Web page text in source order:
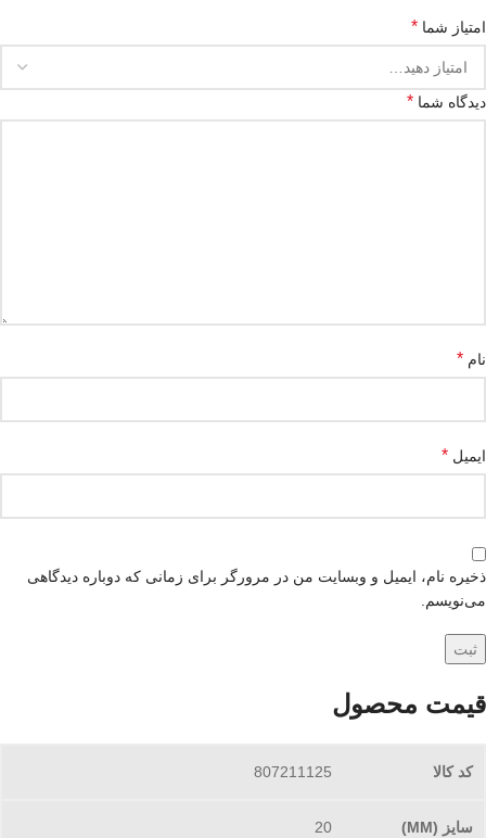
امتیاز شما *
دیدگاه شما *
نام *
ایمیل *
ذخیره نام، ایمیل و وبسایت من در مرورگر برای زمانی که دوباره دیدگاهی
می‌نویسم.
قیمت محصول
807211125
20